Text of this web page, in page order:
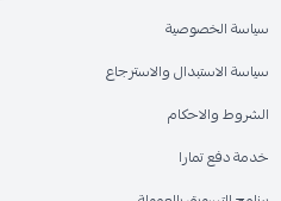
سياسة الخصوصية
سياسة الاستبدال والاسترجاع
الشروط والاحكام
خدمة دفع تمارا